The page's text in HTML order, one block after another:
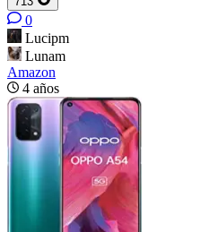
0
Lucipm
Lunam
Amazon
4 años